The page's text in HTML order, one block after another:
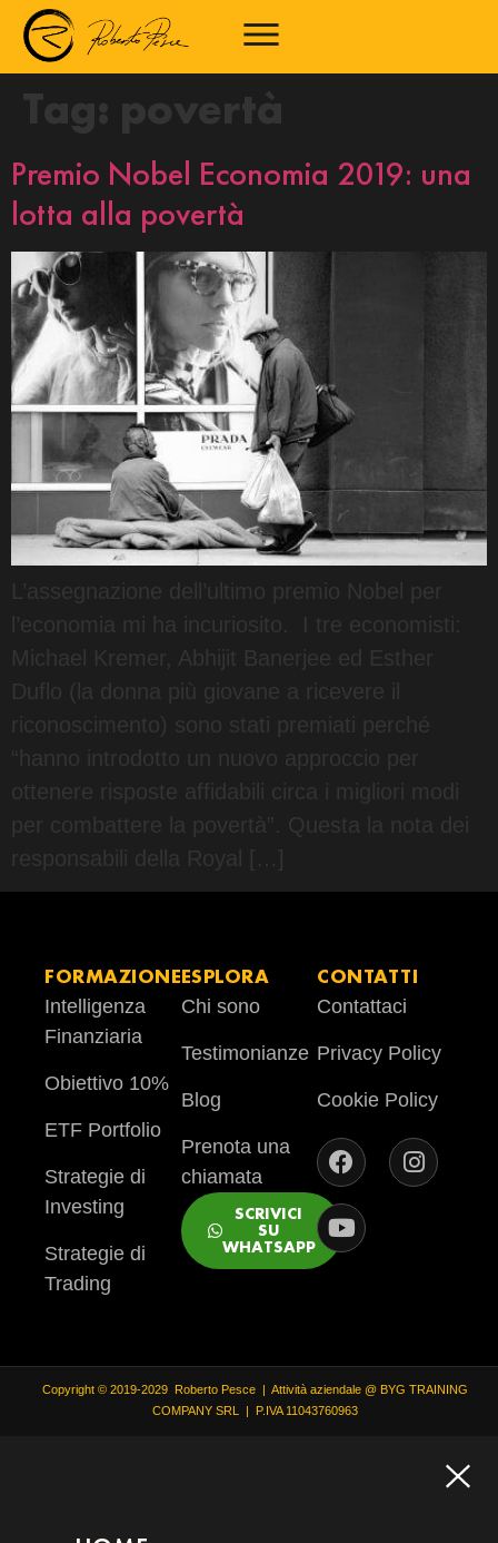
Tag: povertà
Premio Nobel Economia 2019: una
lotta alla povertà
L’assegnazione dell’ultimo premio Nobel per
l’economia mi ha incuriosito. I tre economisti:
Michael Kremer, Abhijit Banerjee ed Esther
Duflo (la donna più giovane a ricevere il
riconoscimento) sono stati premiati perché
“hanno introdotto un nuovo approccio per
ottenere risposte affidabili circa i migliori modi
per combattere la povertà”. Questa la nota dei
responsabili della Royal […]
FORMAZIONE
Intelligenza
Finanziaria
Obiettivo 10%
ETF Portfolio
Strategie di
Investing
Strategie di
Trading
ESPLORA
Chi sono
Testimonianze
Blog
Prenota una
chiamata
SCRIVICI
SU
WHATSAPP
CONTATTI
Contattaci
Privacy Policy
Cookie Policy
Copyright © 2019-2029 Roberto Pesce | Attività aziendale @ BYG TRAINING
COMPANY SRL | P.IVA 11043760963